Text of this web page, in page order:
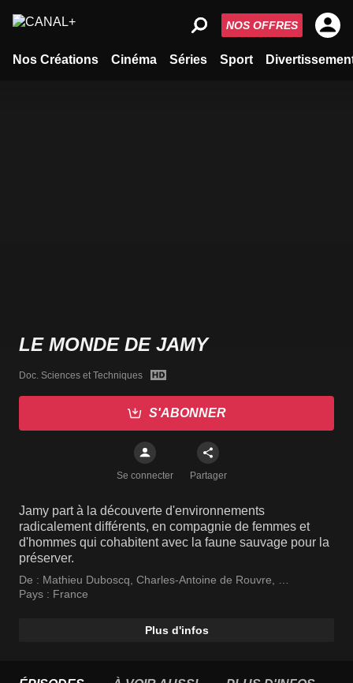
Nos Créations Cinéma Séries Sport
NOS OFFRES
LE MONDE DE JAMY
Doc. Sciences et Techniques
S'ABONNER
Se connecter Partager
Jamy part à la découverte d'environnements
radicalement différents, en compagnie de femmes et
d'hommes qui cohabitent avec la faune sauvage pour la
préserver.
De : Mathieu Duboscq Charles-Antoine de Rouvre
Bruno Bucher
Pays : France
Plus d'infos